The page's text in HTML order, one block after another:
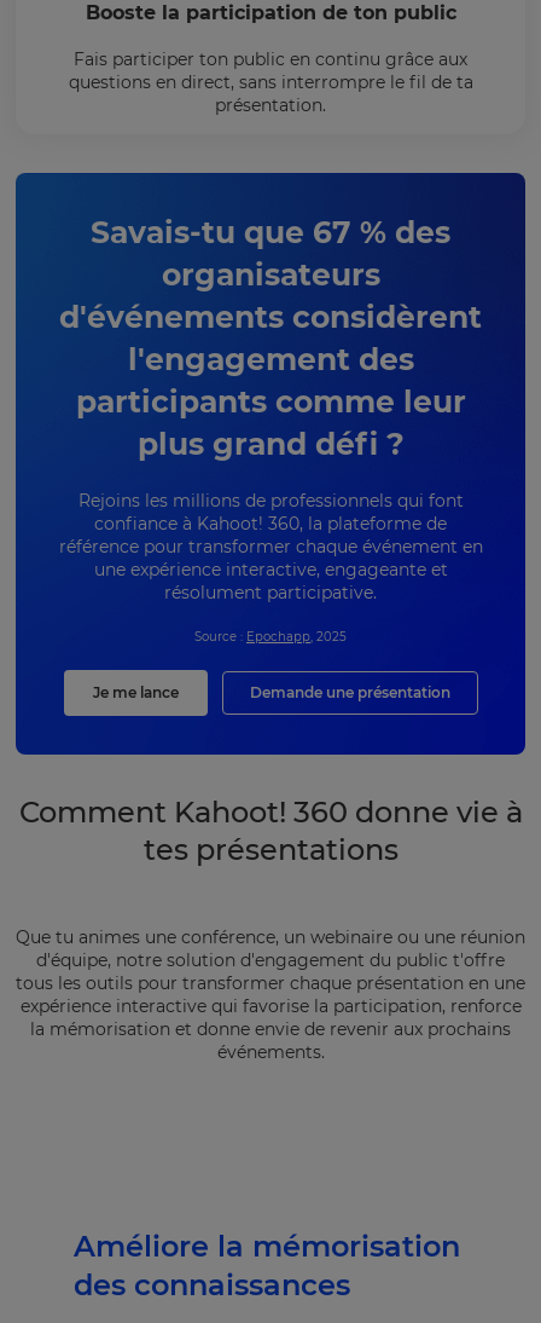
Booste la participation de ton public
Fais participer ton public en continu grâce aux
questions en direct, sans interrompre le fil de ta
présentation.
Savais-tu que 67 % des
organisateurs
d'événements considèrent
l'engagement des
participants comme leur
plus grand défi ?
Rejoins les millions de professionnels qui font
confiance à Kahoot! 360, la plateforme de
référence pour transformer chaque événement en
une expérience interactive, engageante et
résolument participative.
Source : Epochapp, 2025
Je me lance Demande une présentation
Comment Kahoot! 360 donne vie à
tes présentations
Que tu animes une conférence, un webinaire ou une réunion
d'équipe, notre solution d'engagement du public t'offre
tous les outils pour transformer chaque présentation en une
expérience interactive qui favorise la participation, renforce
la mémorisation et donne envie de revenir aux prochains
événements.
Améliore la mémorisation
des connaissances